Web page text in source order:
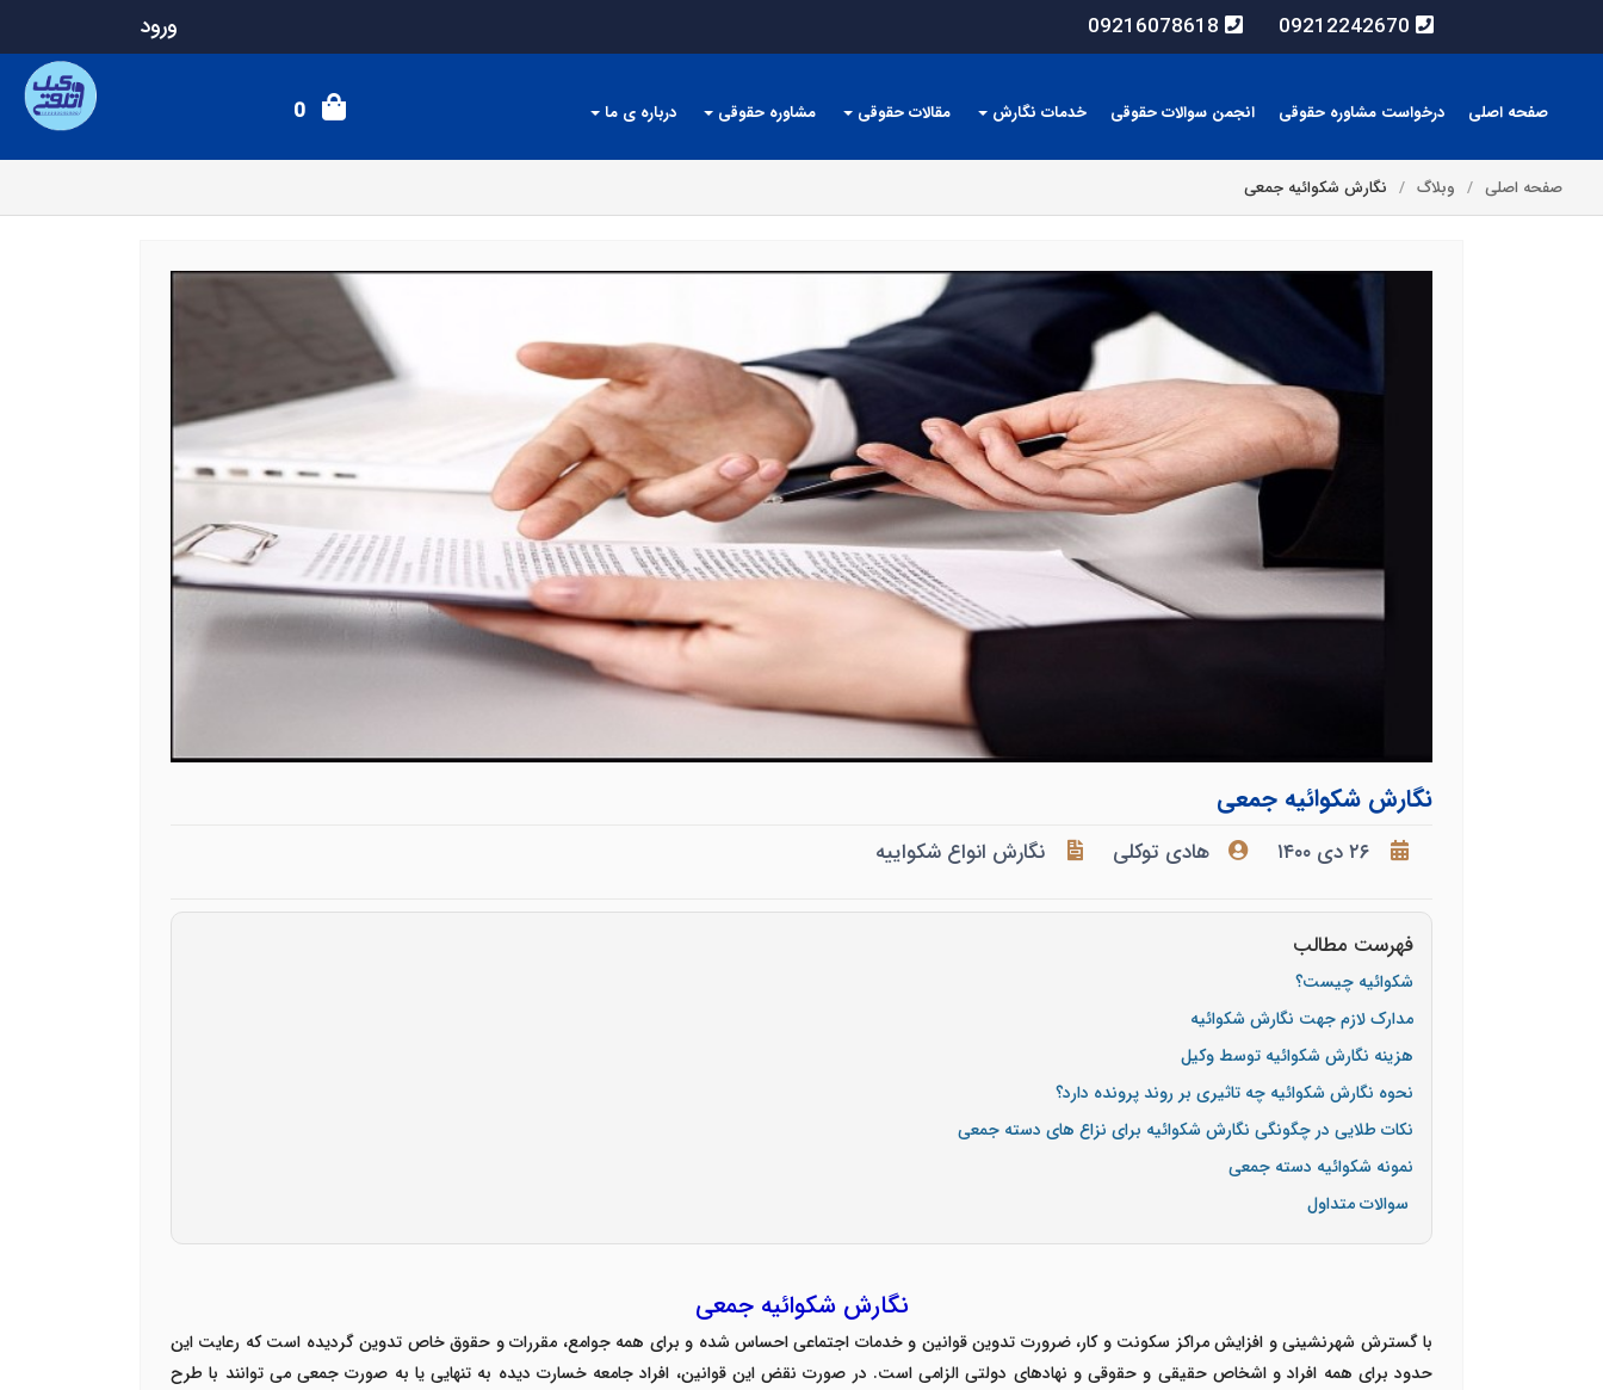
09212242670
09216078618 ورود
صفحه اصلی درخواست مشاوره حقوقی انجمن سوالات حقوقی خدمات نگارش مقالات حقوقی مشاوره حقوقی درباره ی ما 0
صفحه اصلی وبلاگ نگارش شکوائیه جمعی
نگارش شکوائیه جمعی
۲۶ دی ۱۴۰۰ هادی توکلی نگارش انواع شکواییه
فهرست مطالب
شکوائیه چیست؟
مدارک لازم جهت نگارش شکوائیه
هزینه نگارش شکوائیه توسط وکیل
نحوه نگارش شکوائیه چه تاثیری بر روند پرونده دارد؟
نکات طلایی در چگونگی نگارش شکوائیه برای نزاع های دسته جمعی
نمونه شکوائیه دسته جمعی
سوالات متداول
نگارش شکوائیه جمعی
با گسترش شهرنشینی و افزایش مراکز سکونت و کار، ضرورت تدوین قوانین و خدمات اجتماعی احساس شده و برای همه جوامع، مقررات و حقوق خاص تدوین گردیده است که رعایت این
حدود برای همه افراد و اشخاص حقیقی و حقوقی و نهادهای دولتی الزامی است. در صورت نقض این قوانین، افراد جامعه خسارت دیده به تنهایی یا به صورت جمعی می توانند با طرح